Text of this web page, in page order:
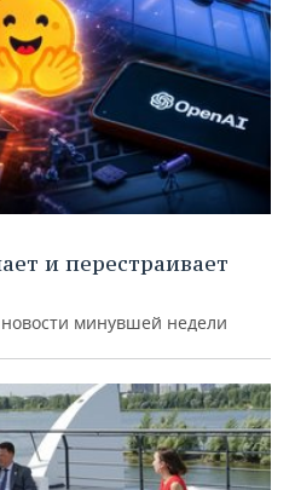
и перестраивает
минувшей недели